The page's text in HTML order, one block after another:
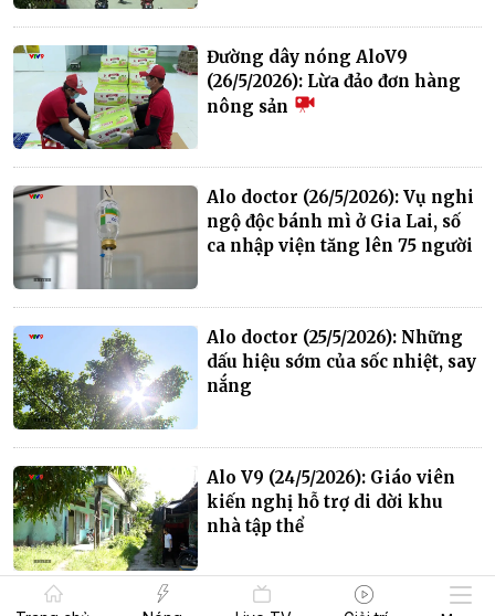
Đường dây nóng AloV9
(26/5/2026): Lừa đảo đơn hàng
nông sản
Alo doctor (26/5/2026): Vụ nghi
ngộ độc bánh mì ở Gia Lai, số
ca nhập viện tăng lên 75 người
Alo doctor (25/5/2026): Những
dấu hiệu sớm của sốc nhiệt, say
nắng
Alo V9 (24/5/2026): Giáo viên
kiến nghị hỗ trợ di dời khu
nhà tập thể